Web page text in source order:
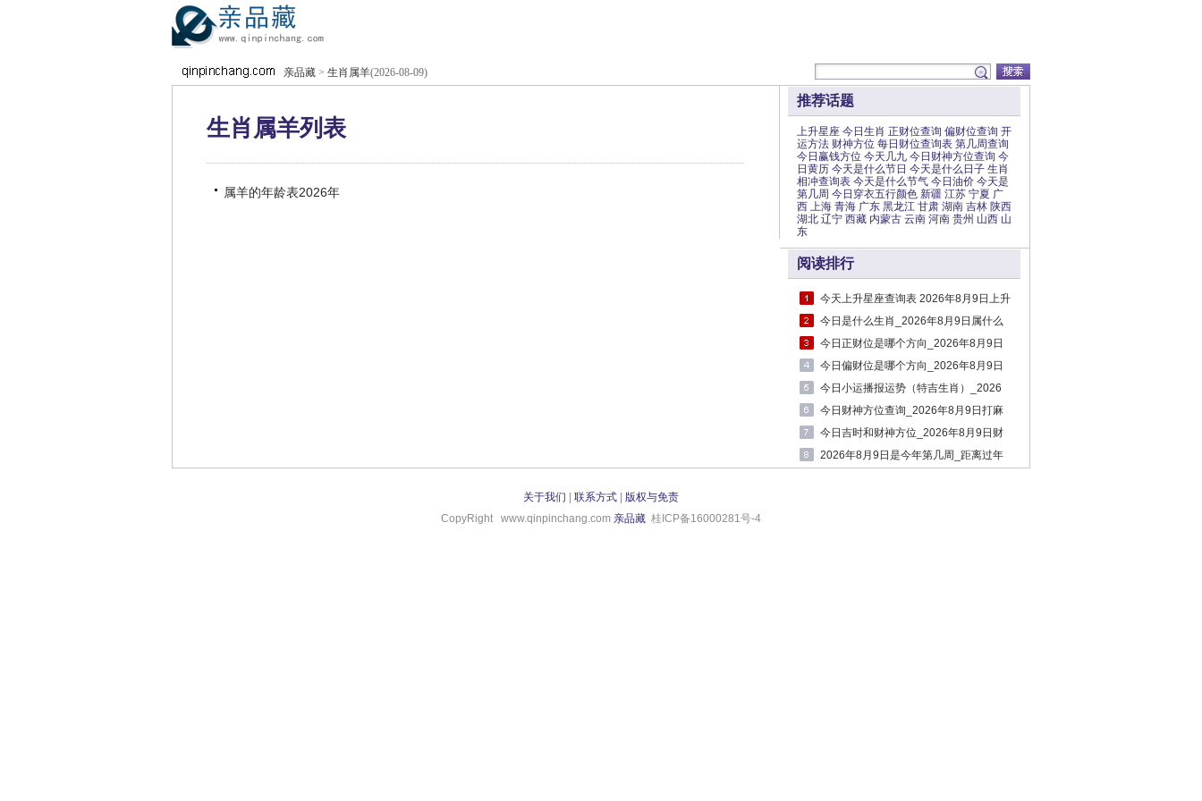
亲品藏 > 生肖属羊(2026-08-09)
生肖属羊列表
属羊的年龄表2026年
推荐话题
上升星座 今日生肖 正财位查询 偏财位查询 开
运方法 财神方位 每日财位查询表 第几周查询
今日赢钱方位 今天几九 今日财神方位查询 今
日黄历 今天是什么节日 今天是什么日子 生肖
相冲查询表 今天是什么节气 今日油价 今天是
第几周 今日穿衣五行颜色 新疆 江苏 宁夏 广
西 上海 青海 广东 黑龙江 甘肃 湖南 吉林 陕西
湖北 辽宁 西藏 内蒙古 云南 河南 贵州 山西 山
东
阅读排行
今天上升星座查询表 2026年8月9日上升
星座时间对照表
今日是什么生肖_2026年8月9日属什么
今日正财位是哪个方向_2026年8月9日
正财位
今日偏财位是哪个方向_2026年8月9日
十二时辰财神方位
今日小运播报运势（特吉生肖）_2026
年8月9日生肖运势查询
今日财神方位查询_2026年8月9日打麻
将必赢方位
今日吉时和财神方位_2026年8月9日财
神方位和时间
2026年8月9日是今年第几周_距离过年
关于我们
联系方式
版权与免责
CopyRight www.qinpinchang.com 亲品藏 桂ICP备16000281号-4